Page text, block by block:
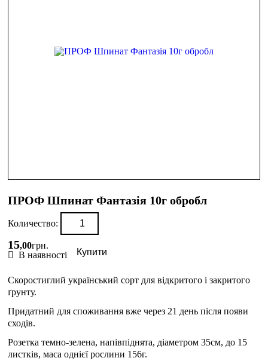
ПРОФ Шпинат Фантазія 10г обробл
Количество:
15,00грн.
В наявності
Купити
Скоростиглий український сорт для відкритого і закритого
ґрунту.
Придатний для споживання вже через 21 день після появи
сходів.
Розетка темно-зелена, напівпіднята, діаметром 35см, до 15
листків, маса однієї рослини 156г.